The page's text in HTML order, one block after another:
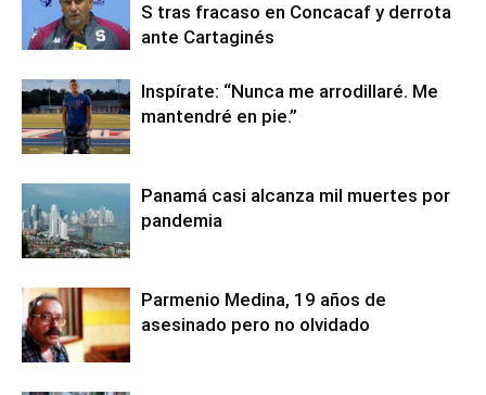
S tras fracaso en Concacaf y derrota
ante Cartaginés
Inspírate: “Nunca me arrodillaré. Me
mantendré en pie.”
Panamá casi alcanza mil muertes por
pandemia
Parmenio Medina, 19 años de
asesinado pero no olvidado